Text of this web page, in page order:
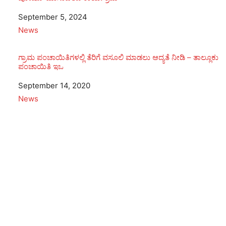
Date
September 5, 2024
In relation to
News
ಗ್ರಾಮ ಪಂಚಾಯಿತಿಗಳಲ್ಲಿ ತೆರಿಗೆ ವಸೂಲಿ ಮಾಡಲು ಆದ್ಯತೆ ನೀಡಿ – ತಾಲ್ಲೂಕು
ಪಂಚಾಯಿತಿ ಇಒ
Date
September 14, 2020
In relation to
News